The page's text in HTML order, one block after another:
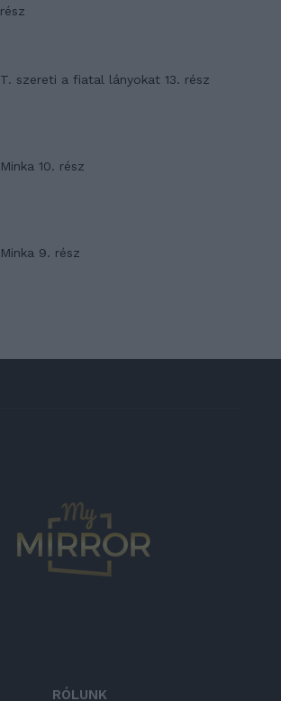
rész
T. szereti a fiatal lányokat 13. rész
Minka 10. rész
Minka 9. rész
RÓLUNK